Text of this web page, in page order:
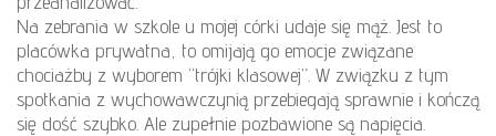
Na zebrania w szkole u mojej córki udaje się mąż. Jest to
placówka prywatna, to omijają go emocje związane
chociażby z wyborem “trójki klasowej”. W związku z tym
spotkania z wychowawczynią przebiegają sprawnie i kończą
się dość szybko. Ale zupełnie pozbawione są napięcia.